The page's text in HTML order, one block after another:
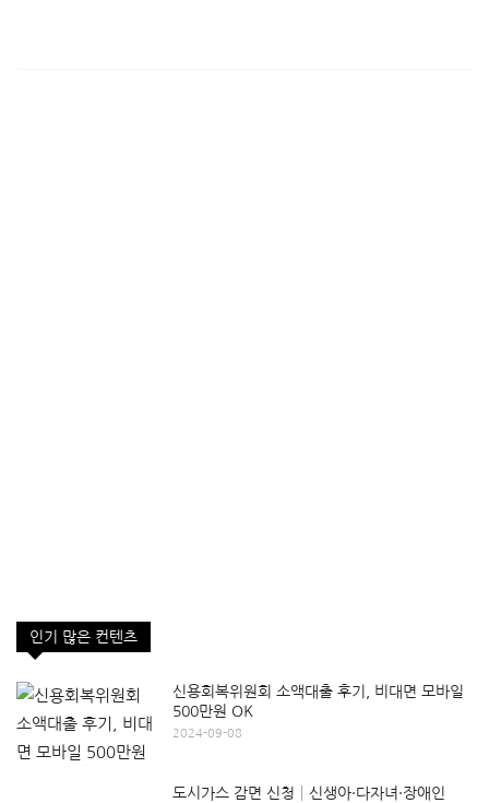
인기 많은 컨텐츠
신용회복위원회 소액대출 후기, 비대면 모바일
500만원 OK
2024-09-08
도시가스 감면 신청│신생아·다자녀·장애인